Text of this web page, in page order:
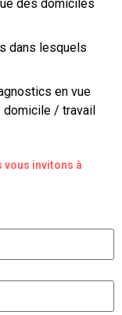
des domiciles
dans lesquels
en vue
domicile / travail
vous invitons à